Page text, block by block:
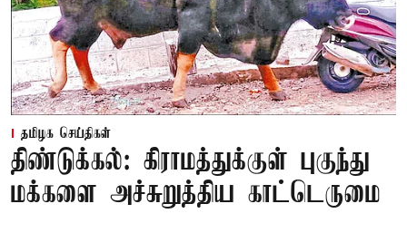
தமிழக செய்திகள்
திண்டுக்கல்: கிராமத்துக்குள் புகுந்து
மக்களை அச்சுறுத்திய காட்டெருமை